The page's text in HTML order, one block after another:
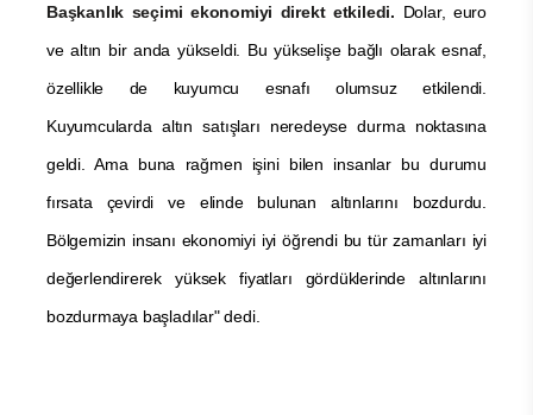
Başkanlık seçimi ekonomiyi direkt etkiledi. Dolar, euro
ve altın bir anda yükseldi. Bu yükselişe bağlı olarak esnaf,
özellikle de kuyumcu esnafı olumsuz etkilendi.
Kuyumcularda altın satışları neredeyse durma noktasına
geldi. Ama buna rağmen işini bilen insanlar bu durumu
fırsata çevirdi ve elinde bulunan altınlarını bozdurdu.
Bölgemizin insanı ekonomiyi iyi öğrendi bu tür zamanları iyi
değerlendirerek yüksek fiyatları gördüklerinde altınlarını
bozdurmaya başladılar" dedi.